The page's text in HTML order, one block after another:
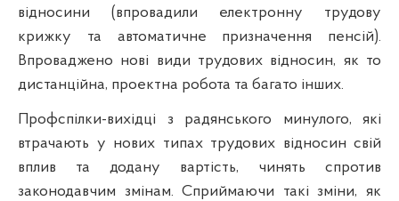
відносини (впровадили електронну трудову
крижку та автоматичне призначення пенсій).
Впроваджено нові види трудових відносин, як то
дистанційна, проектна робота та багато інших.
Профспілки-вихідці з радянського минулого, які
втрачають у нових типах трудових відносин свій
вплив та додану вартість, чинять спротив
законодавчим змінам. Сприймаючи такі зміни, як